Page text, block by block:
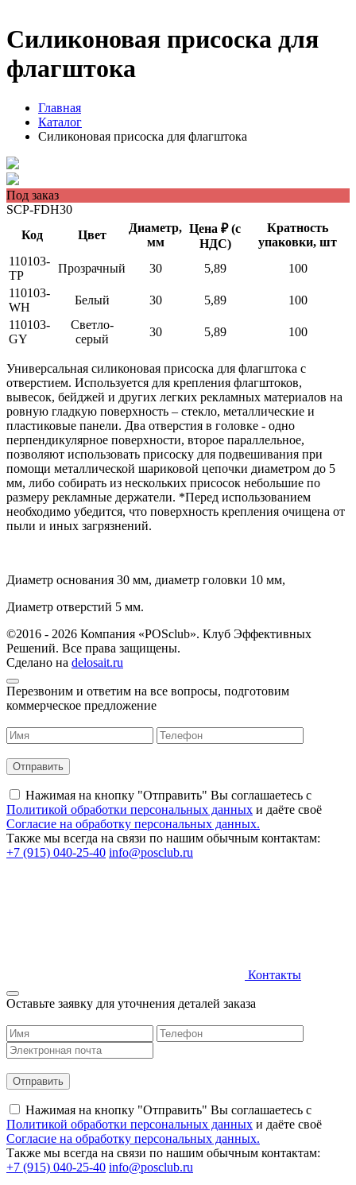
Силиконовая присоска для
флагштока
Главная
Каталог
Силиконовая присоска для флагштока
Под заказ
SCP-FDH30
Код
Цвет
Диаметр,
мм
Цена ₽ (с
НДС)
Кратность
упаковки, шт
110103-
TP
Прозрачный 30 5,89
100
110103-
WH
Белый 30 5,89
100
110103-
GY
Светло-
серый
30 5,89 100
Универсальная силиконовая присоска для флагштока с
отверстием. Используется для крепления флагштоков,
вывесок, бейджей и других легких рекламных материалов на
ровную гладкую поверхность – стекло, металлические и
пластиковые панели. Два отверстия в головке - одно
перпендикулярное поверхности, второе параллельное,
позволяют использовать присоску для подвешивания при
помощи металлической шариковой цепочки диаметром до 5
мм, либо собирать из нескольких присосок небольшие по
размеру рекламные держатели. *Перед использованием
необходимо убедится, что поверхность крепления очищена от
пыли и иных загрязнений.
Диаметр основания 30 мм, диаметр головки 10 мм,
Диаметр отверстий 5 мм.
©2016 - 2026 Компания «POSclub». Клуб Эффективных
Решений. Все права защищены.
Сделано на delosait.ru
Перезвоним и ответим на все вопросы, подготовим
коммерческое предложение
Нажимая на кнопку "Отправить" Вы соглашаетесь c
Политикой обработки персональных данных и даёте своё
Согласие на обработку персональных данных.
Также мы всегда на связи по нашим обычным контактам:
+7 (915) 040-25-40 info@posclub.ru
Контакты
Оставьте заявку для уточнения деталей заказа
Нажимая на кнопку "Отправить" Вы соглашаетесь c
Политикой обработки персональных данных и даёте своё
Согласие на обработку персональных данных.
Также мы всегда на связи по нашим обычным контактам:
+7 (915) 040-25-40 info@posclub.ru